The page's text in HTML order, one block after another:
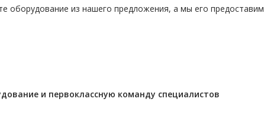
оборудование из нашего предложения, а мы его предоставим
и первоклассную команду специалистов